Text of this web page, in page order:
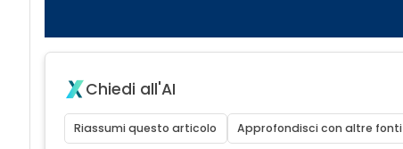
Chiedi all'AI
Riassumi questo articolo Approfondisci con altre fonti